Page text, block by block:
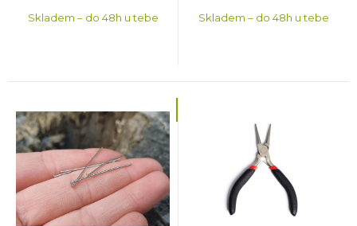
Skladem – do 48h u tebe Skladem – do 48h u tebe